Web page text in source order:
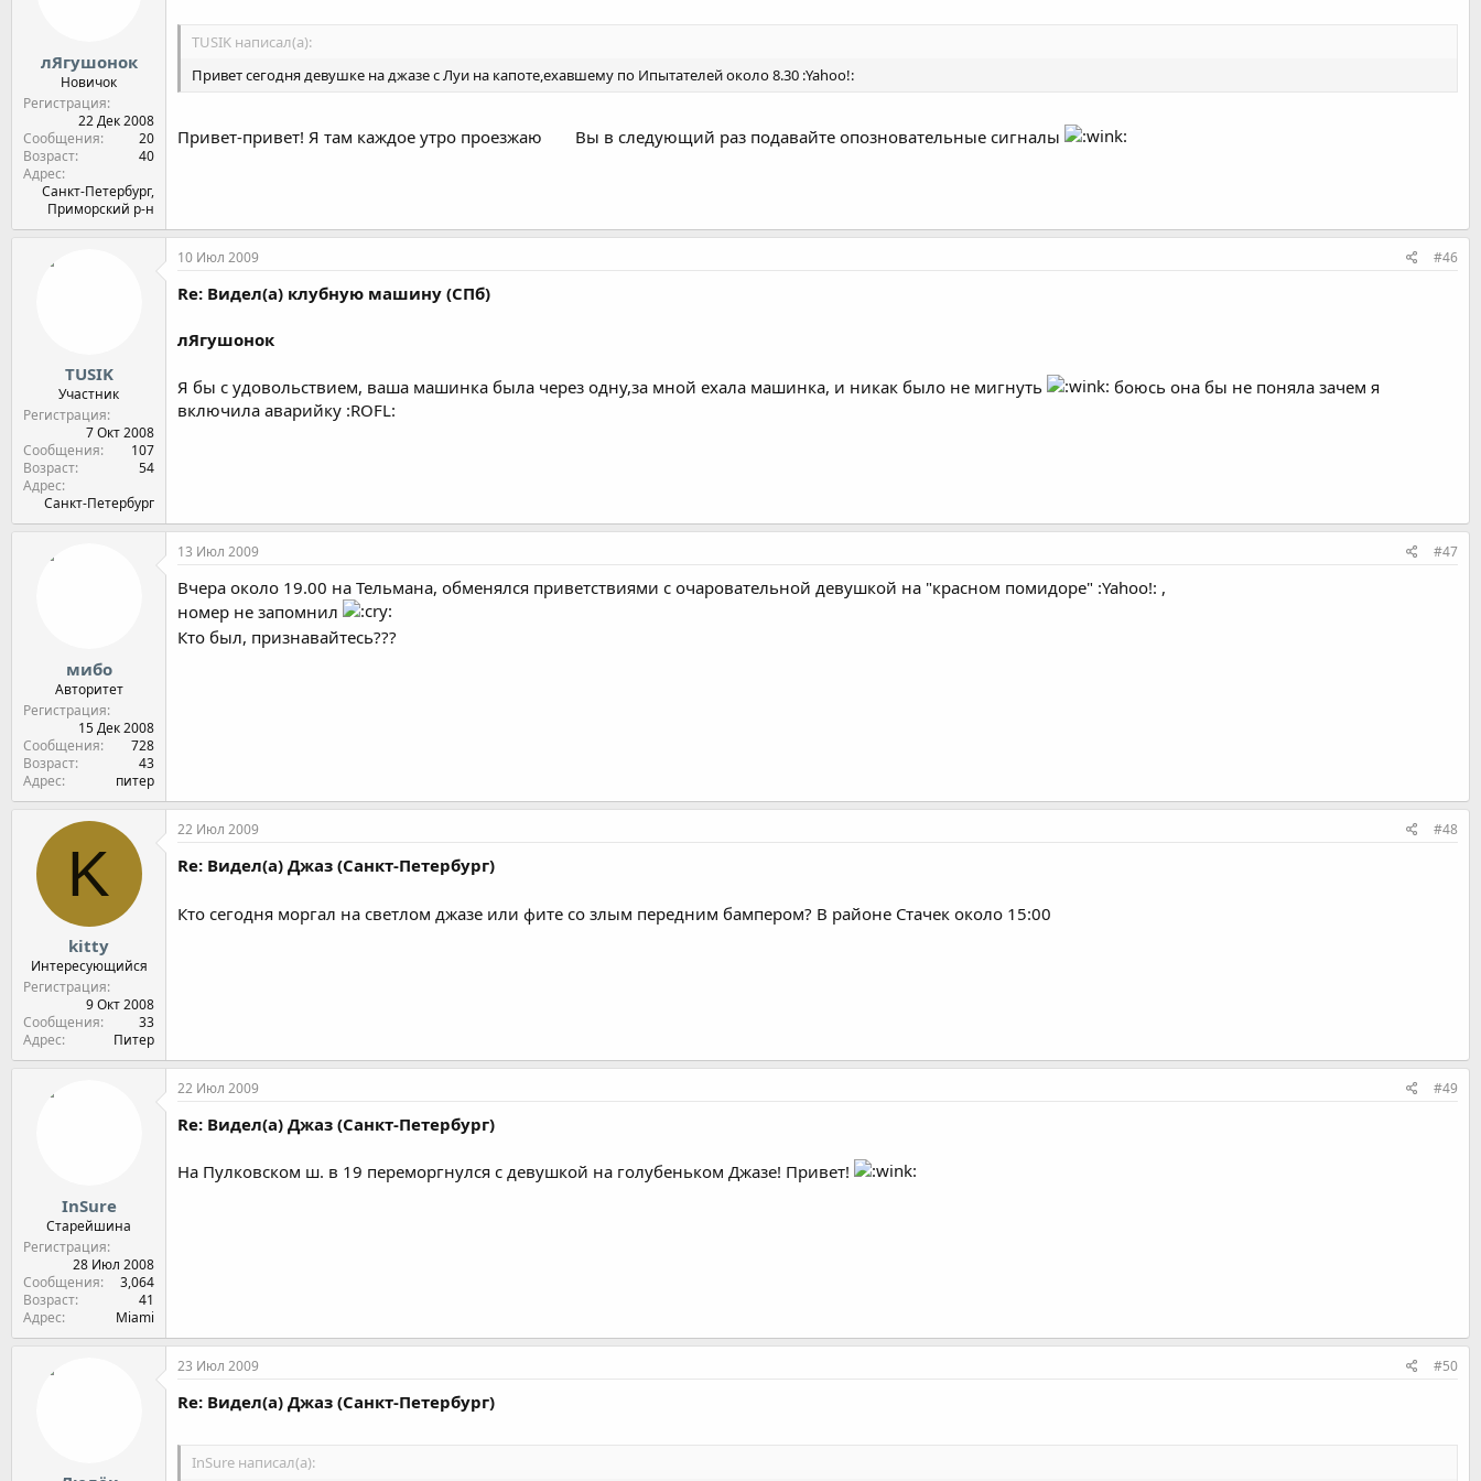
лЯгушонок
Новичок
Регистрация
22 Дек 2008
Сообщения
20
Возраст
40
Адрес
Санкт-Петербург,
Приморский р-н
TUSIK написал(а):
Привет сегодня девушке на джазе с Луи на капоте,ехавшему по Ипытателей около 8.30 :Yahoo!:
Привет-привет! Я там каждое утро проезжаю Вы в следующий раз подавайте опозновательные сигналы
TUSIK
Участник
Регистрация
7 Окт 2008
Сообщения
107
Возраст
54
Адрес
Санкт-Петербург
10 Июл 2009 #46
Re: Видел(а) клубную машину (СПб)
лЯгушонок
Я бы с удовольствием, ваша машинка была через одну,за мной ехала машинка, и никак было не мигнуть
боюсь она бы не поняла зачем я
включила аварийку :ROFL:
мибо
Авторитет
Регистрация
15 Дек 2008
Сообщения
728
Возраст
43
Адрес
питер
13 Июл 2009 #47
Вчера около 19.00 на Тельмана, обменялся приветствиями с очаровательной девушкой на "красном помидоре" :Yahoo!: ,
номер не запомнил
Кто был, признавайтесь???
K
kitty
Интересующийся
Регистрация
9 Окт 2008
Сообщения
33
Адрес
Питер
22 Июл 2009 #48
Re: Видел(а) Джаз (Санкт-Петербург)
Кто сегодня моргал на светлом джазе или фите со злым передним бампером? В районе Стачек около 15:00
InSure
Старейшина
Регистрация
28 Июл 2008
Сообщения
3,064
Возраст
41
Адрес
Miami
22 Июл 2009 #49
Re: Видел(а) Джаз (Санкт-Петербург)
На Пулковском ш. в 19 переморгнулся с девушкой на голубеньком Джазе! Привет!
23 Июл 2009 #50
Re: Видел(а) Джаз (Санкт-Петербург)
InSure написал(а):